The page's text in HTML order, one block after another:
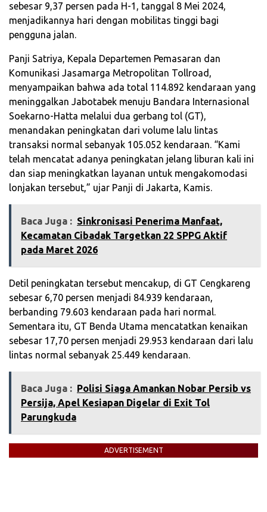
sebesar 9,37 persen pada H-1, tanggal 8 Mei 2024,
menjadikannya hari dengan mobilitas tinggi bagi
pengguna jalan.
Panji Satriya, Kepala Departemen Pemasaran dan
Komunikasi Jasamarga Metropolitan Tollroad,
menyampaikan bahwa ada total 114.892 kendaraan yang
meninggalkan Jabotabek menuju Bandara Internasional
Soekarno-Hatta melalui dua gerbang tol (GT),
menandakan peningkatan dari volume lalu lintas
transaksi normal sebanyak 105.052 kendaraan. “Kami
telah mencatat adanya peningkatan jelang liburan kali ini
dan siap meningkatkan layanan untuk mengakomodasi
lonjakan tersebut,” ujar Panji di Jakarta, Kamis.
Baca Juga : ‎Sinkronisasi Penerima Manfaat,
Kecamatan Cibadak Targetkan 22 SPPG Aktif
pada Maret 2026‎
Detil peningkatan tersebut mencakup, di GT Cengkareng
sebesar 6,70 persen menjadi 84.939 kendaraan,
berbanding 79.603 kendaraan pada hari normal.
Sementara itu, GT Benda Utama mencatatkan kenaikan
sebesar 17,70 persen menjadi 29.953 kendaraan dari lalu
lintas normal sebanyak 25.449 kendaraan.
Baca Juga : ‎Polisi Siaga Amankan Nobar Persib vs
Persija, Apel Kesiapan Digelar di Exit Tol
Parungkuda‎
ADVERTISEMENT